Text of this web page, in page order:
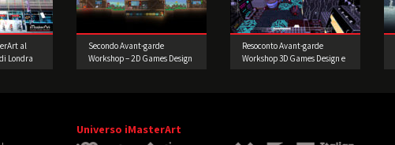
al
Londra
Secondo Avant-garde
Workshop – 2D Games Design
Resoconto Avant-garde
Workshop 3D Games Design e
Universo iMasterArt